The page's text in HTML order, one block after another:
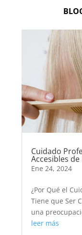
Cuidado
Accesibles
Ene 24, 2024
¿Por Qué el
Tiene que Ser
una
leer más